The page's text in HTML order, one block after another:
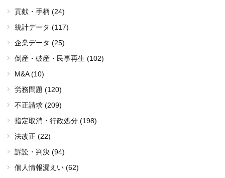
貢献・手柄 (24)
統計データ (117)
企業データ (25)
倒産・破産・民事再生 (102)
M&A (10)
労務問題 (120)
不正請求 (209)
指定取消・行政処分 (198)
法改正 (22)
訴訟・判決 (94)
個人情報漏えい (62)